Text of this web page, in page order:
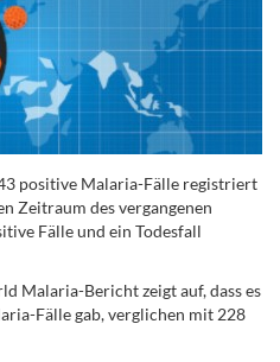
positive Malaria-Fälle registriert
Zeitraum des vergangenen
Fälle und ein Todesfall
Malaria-Bericht zeigt auf, dass es
Fälle gab, verglichen mit 228